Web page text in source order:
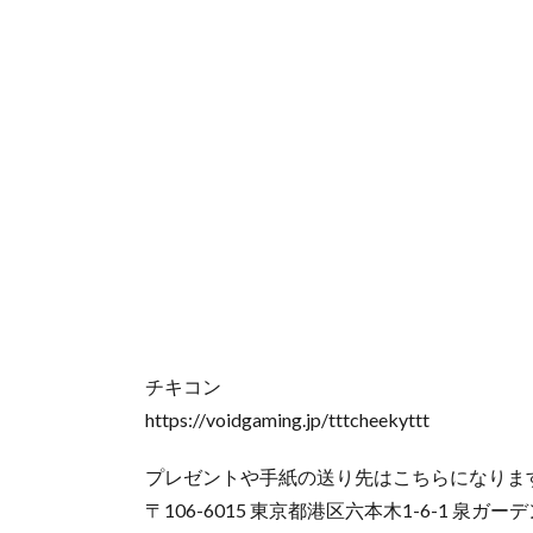
チキコン
https://voidgaming.jp/tttcheekyttt
プレゼントや手紙の送り先はこちらになりま
〒106-6015 東京都港区六本木1-6-1 泉ガー